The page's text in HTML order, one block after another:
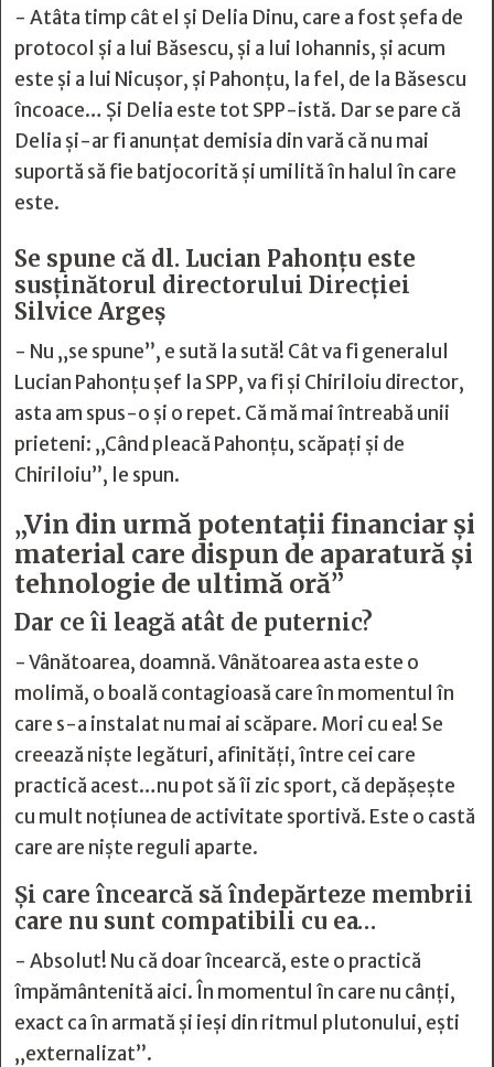
- Atâta timp cât el și Delia Dinu, care a fost șefa de
protocol și a lui Băsescu, și a lui Iohannis, și acum
este și a lui Nicușor, și Pahonțu, la fel, de la Băsescu
încoace… Și Delia este tot SPP-istă. Dar se pare că
Delia și-ar fi anunțat demisia din vară că nu mai
suportă să fie batjocorită și umilită în halul în care
este.
Se spune că dl. Lucian Pahonțu este
susținătorul directorului Direcției
Silvice Argeș
- Nu „se spune”, e sută la sută! Cât va fi generalul
Lucian Pahonțu șef la SPP, va fi și Chiriloiu director,
asta am spus-o și o repet. Că mă mai întreabă unii
prieteni: „Când pleacă Pahonțu, scăpați și de
Chiriloiu”, le spun.
„Vin din urmă potentații financiar și
material care dispun de aparatură și
tehnologie de ultimă oră”
Dar ce îi leagă atât de puternic?
- Vânătoarea, doamnă. Vânătoarea asta este o
molimă, o boală contagioasă care în momentul în
care s-a instalat nu mai ai scăpare. Mori cu ea! Se
creează niște legături, afinități, între cei care
practică acest…nu pot să îi zic sport, că depășește
cu mult noțiunea de activitate sportivă. Este o castă
care are niște reguli aparte.
Și care încearcă să îndepărteze membrii
care nu sunt compatibili cu ea…
- Absolut! Nu că doar încearcă, este o practică
împământenită aici. În momentul în care nu cânți,
exact ca în armată și ieși din ritmul plutonului, ești
„externalizat”.